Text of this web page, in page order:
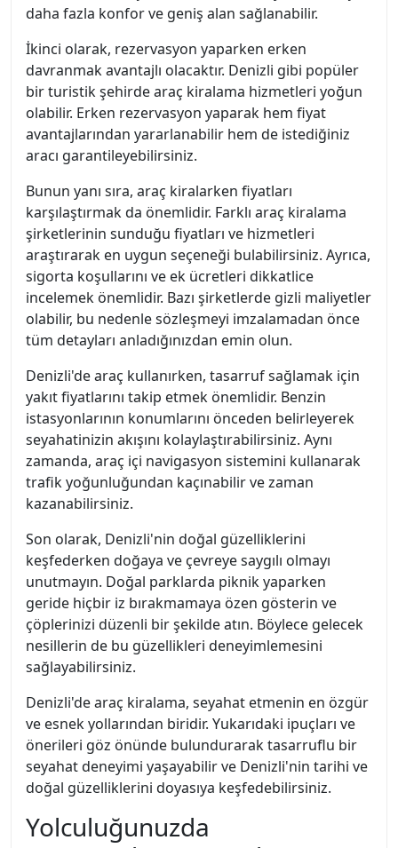
daha fazla konfor ve geniş alan sağlanabilir.
İkinci olarak, rezervasyon yaparken erken
davranmak avantajlı olacaktır. Denizli gibi popüler
bir turistik şehirde araç kiralama hizmetleri yoğun
olabilir. Erken rezervasyon yaparak hem fiyat
avantajlarından yararlanabilir hem de istediğiniz
aracı garantileyebilirsiniz.
Bunun yanı sıra, araç kiralarken fiyatları
karşılaştırmak da önemlidir. Farklı araç kiralama
şirketlerinin sunduğu fiyatları ve hizmetleri
araştırarak en uygun seçeneği bulabilirsiniz. Ayrıca,
sigorta koşullarını ve ek ücretleri dikkatlice
incelemek önemlidir. Bazı şirketlerde gizli maliyetler
olabilir, bu nedenle sözleşmeyi imzalamadan önce
tüm detayları anladığınızdan emin olun.
Denizli'de araç kullanırken, tasarruf sağlamak için
yakıt fiyatlarını takip etmek önemlidir. Benzin
istasyonlarının konumlarını önceden belirleyerek
seyahatinizin akışını kolaylaştırabilirsiniz. Aynı
zamanda, araç içi navigasyon sistemini kullanarak
trafik yoğunluğundan kaçınabilir ve zaman
kazanabilirsiniz.
Son olarak, Denizli'nin doğal güzelliklerini
keşfederken doğaya ve çevreye saygılı olmayı
unutmayın. Doğal parklarda piknik yaparken
geride hiçbir iz bırakmamaya özen gösterin ve
çöplerinizi düzenli bir şekilde atın. Böylece gelecek
nesillerin de bu güzellikleri deneyimlemesini
sağlayabilirsiniz.
Denizli'de araç kiralama, seyahat etmenin en özgür
ve esnek yollarından biridir. Yukarıdaki ipuçları ve
önerileri göz önünde bulundurarak tasarruflu bir
seyahat deneyimi yaşayabilir ve Denizli'nin tarihi ve
doğal güzelliklerini doyasıya keşfedebilirsiniz.
Yolculuğunuzda